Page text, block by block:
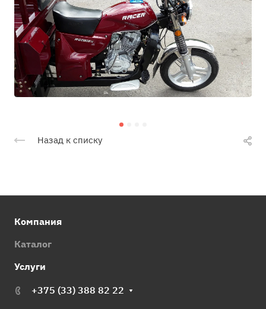
Назад к списку
Компания
Каталог
Услуги
+375 (33) 388 82 22